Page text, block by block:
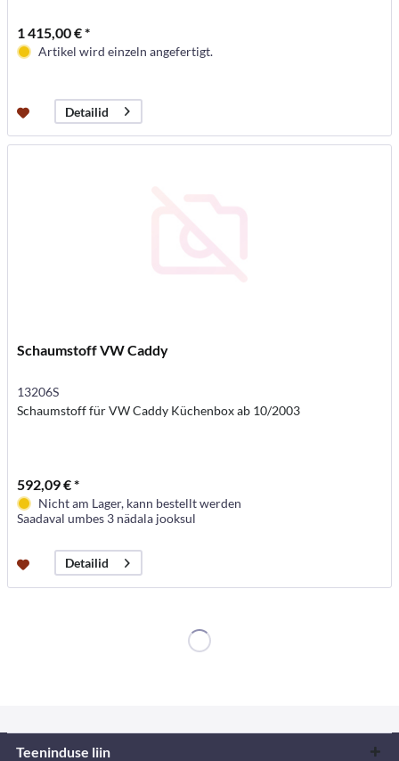
1 415,00 € *
Artikel wird einzeln angefertigt.
Detailid
Schaumstoff VW Caddy
13206S
Schaumstoff für VW Caddy Küchenbox ab 10/2003
592,09 € *
Nicht am Lager, kann bestellt werden
Saadaval umbes 3 nädala jooksul
Detailid
Teeninduse liin